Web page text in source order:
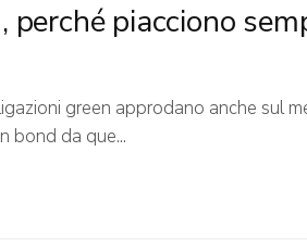
perché piacciono
green approdano anche sul
bond da que...